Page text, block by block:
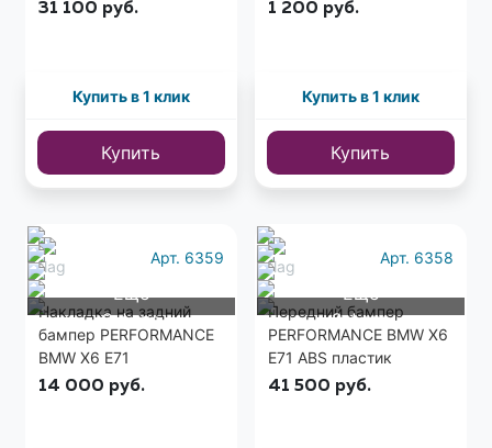
31 100 руб.
Купить в 1 клик
Купить
1 200 руб.
Купить в 1 клик
Купить
Еще
2 фото
Арт. 6359
Накладка на задний
бампер PERFORMANCE
BMW X6 E71
стеклопластик
14 000 руб.
Еще
2 фото
Арт. 6358
Передний бампер
PERFORMANCE BMW X6
E71 ABS пластик
41 500 руб.